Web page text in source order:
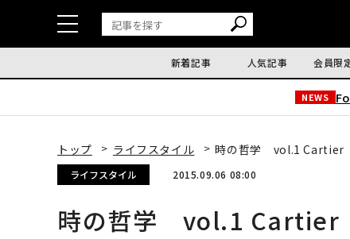
新着記事 人気記事 会員限
NEWS
トップ ライフスタイル 時の哲学 vol.1 Cartier（
ライフスタイル 2015.09.06 08:00
時の哲学 vol.1 Cartier（